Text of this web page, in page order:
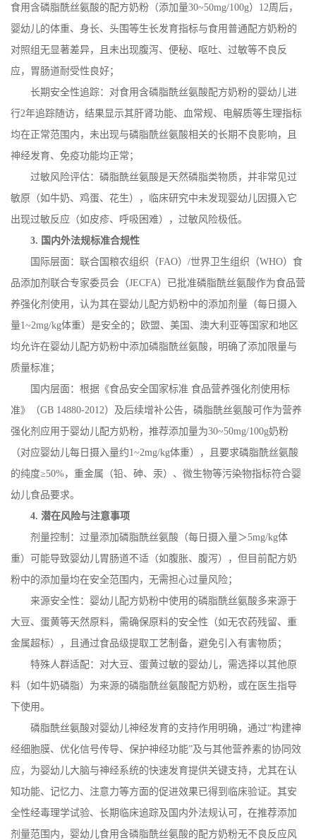
食用含磷脂酰丝氨酸的配方奶粉（添加量30~50mg/100g） 12周后，
婴幼儿的体重、身长、头围等生长发育指标与食用普通配方奶粉的
对照组无显著差异，且未出现腹泻、便秘、呕吐、过敏等不良反
应，胃肠道耐受性良好；
长期安全性追踪：对食用含磷脂酰丝氨酸配方奶粉的婴幼儿进
行2年追踪随访，结果显示其肝肾功能、血常规、电解质等生理指标
均在正常范围内，未出现与磷脂酰丝氨酸相关的长期不良影响，且
神经发育、免疫功能均正常；
过敏风险评估：磷脂酰丝氨酸是天然磷脂类物质，并非常见过
敏原（如牛奶、鸡蛋、花生），临床研究中未发现婴幼儿因摄入它
出现过敏反应（如皮疹、呼吸困难），过敏风险极低。
3. 国内外法规标准合规性
国际层面：联合国粮农组织（FAO） /世界卫生组织（WHO）食
品添加剂联合专家委员会（JECFA）已批准磷脂酰丝氨酸作为食品营
养强化剂使用，认为其在婴幼儿配方奶粉中的添加剂量（每日摄入
量1~2mg/kg体重）是安全的；欧盟、美国、澳大利亚等国家和地区
均允许在婴幼儿配方奶粉中添加磷脂酰丝氨酸，明确了添加限量与
质量标准；
国内层面：根据《食品安全国家标准 食品营养强化剂使用标
准》（GB 14880-2012）及后续增补公告，磷脂酰丝氨酸可作为营养
强化剂应用于婴幼儿配方奶粉，推荐添加量为30~50mg/100g奶粉
（对应婴幼儿每日摄入量约1~2mg/kg体重），且要求磷脂酰丝氨酸
的纯度≥50%，重金属（铅、砷、汞）、微生物等污染物指标符合婴
幼儿食品要求。
4.潜在风险与注意事项
剂量控制：过量添加磷脂酰丝氨酸（每日摄入量＞5mg/kg体
重）可能导致婴幼儿胃肠道不适（如腹胀、腹泻），但目前配方奶
粉中的添加量均在安全范围内，无需担心过量风险；
来源安全性：婴幼儿配方奶粉中使用的磷脂酰丝氨酸多来源于
大豆、蛋黄等天然原料，需确保原料的安全性（如无农药残留、重
金属超标），且通过食品级提取工艺制备，避免引入有害物质；
特殊人群适配：对大豆、蛋黄过敏的婴幼儿，需选择以其他原
料（如牛奶磷脂）为来源的磷脂酰丝氨酸配方奶粉，或在医生指导
下使用。
磷脂酰丝氨酸对婴幼儿神经发育的支持作用明确，通过“构建神
经细胞膜、优化信号传导、保护神经功能”及与其他营养素的协同效
应，为婴幼儿大脑与神经系统的快速发育提供关键支持，尤其在认
知功能、记忆力、注意力等方面的促进效果已得到临床验证。其安
全性经毒理学试验、长期临床追踪及国内外法规认可，在推荐添加
剂量范围内，婴幼儿食用含磷脂酰丝氨酸的配方奶粉无不良反应风